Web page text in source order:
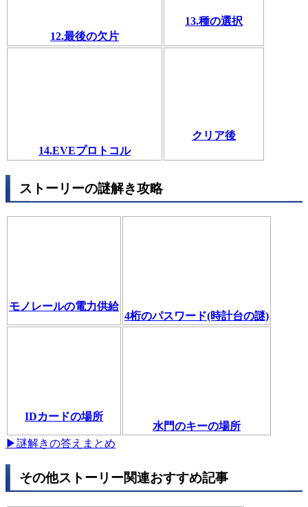
12.最後の欠片
13.種の選択
14.EVEプロトコル
クリア後
ストーリーの謎解き攻略
モノレールの電力供給
4桁のパスワード(時計台の謎)
IDカードの場所
水門のキーの場所
▶謎解きの答えまとめ
その他ストーリー関連おすすめ記事